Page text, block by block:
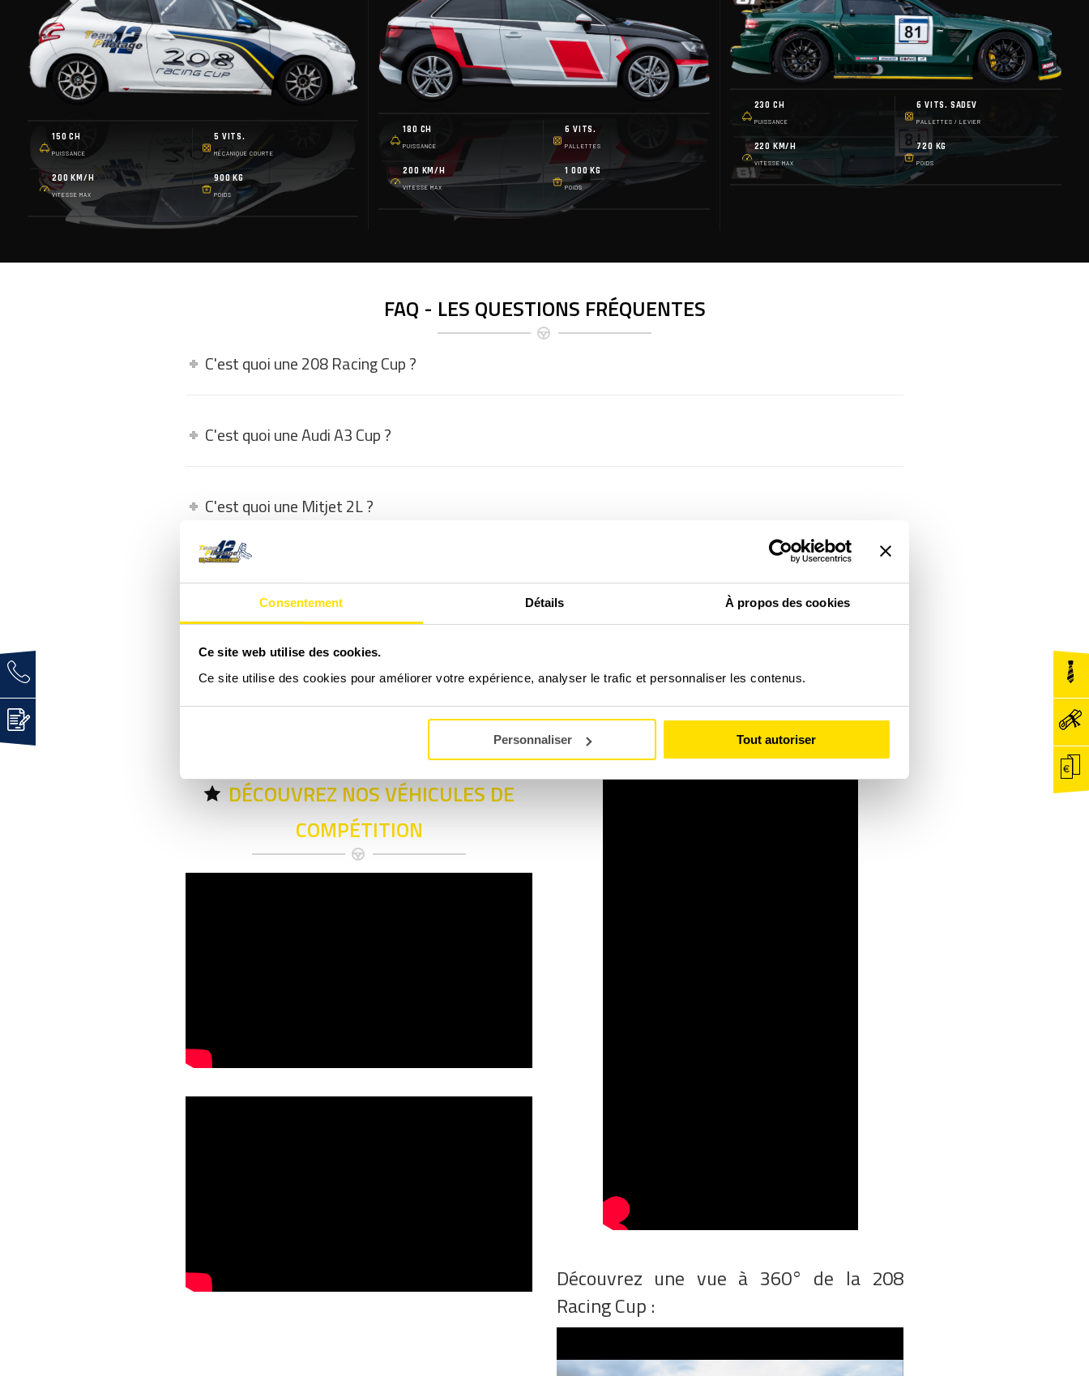
Consentement Détails À propos des cookies
Ce site web utilise des cookies.
Ce site utilise des cookies pour améliorer votre expérience, analyser le trafic et personnaliser les contenus.
Personnaliser Tout autoriser
150 CH
PUISSANCE
5 VITS.
MÉCANIQUE COURTE
200 KM/H
VITESSE MAX
900 KG
POIDS
180 CH
PUISSANCE
6 VITS.
PALLETTES
200 KM/H
VITESSE MAX
1 000 KG
POIDS
230 CH
PUISSANCE
6 VITS. SADEV
PALLETTES / LEVIER
220 KM/H
VITESSE MAX
720 KG
POIDS
FAQ - LES QUESTIONS FRÉQUENTES
C'est quoi une 208 Racing Cup ?
C'est quoi une Audi A3 Cup ?
C'est quoi une Mitjet 2L ?
Comment se déroule un baptême passager ?
La vidéo embarquée, comment ça marche ?
Comment et quand programmer un baptême ?
DÉCOUVREZ NOS VÉHICULES DE
COMPÉTITION
Découvrez une vue à 360° de la 208
Racing Cup :